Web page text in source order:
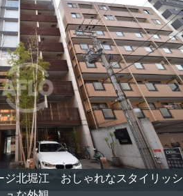
ジ北堀江 おしゃれなスタイリッシ